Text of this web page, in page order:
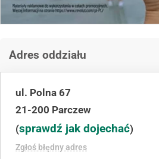
Adres oddziału
ul. Polna 67
21-200 Parczew
(sprawdź jak dojechać)
Zgłoś błędny adres